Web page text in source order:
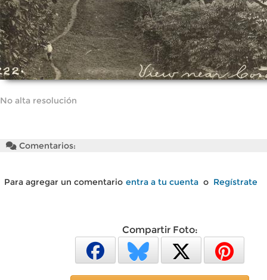
No alta resolución
Comentarios:
Para agregar un comentario entra a tu cuenta o Regístrate
Compartir Foto: